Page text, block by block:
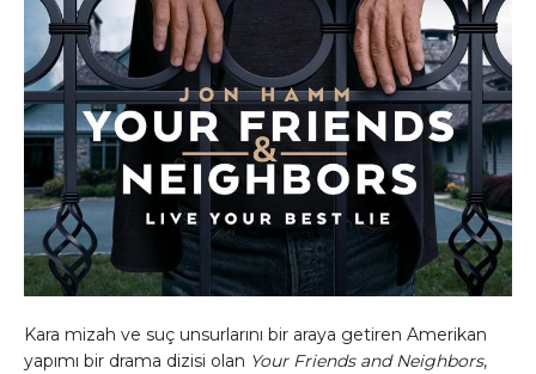
Kara mizah ve suç unsurlarını bir araya getiren Amerikan
yapımı bir drama dizisi olan Your Friends and Neighbors,